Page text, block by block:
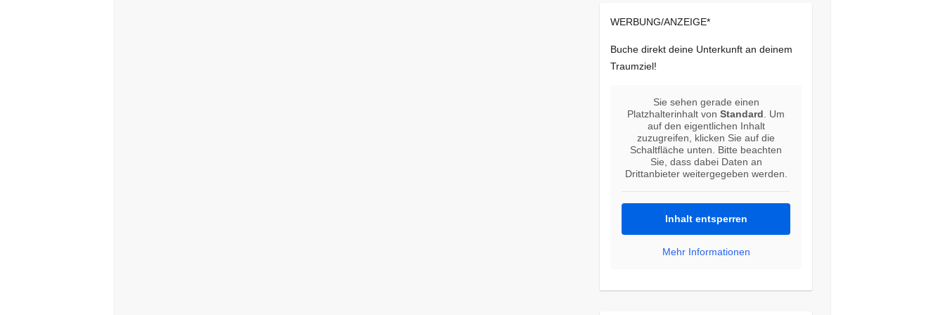
WERBUNG/ANZEIGE*
Buche direkt deine Unterkunft an deinem
Traumziel!
Sie sehen gerade einen
Platzhalterinhalt vonStandard . Um
auf den eigentlichen Inhalt
zuzugreifen, klicken Sie auf die
Schaltfläche unten. Bitte beachten
Sie, dass dabei Daten an
Drittanbieter weitergegeben werden.
Inhalt entsperren
Mehr Informationen